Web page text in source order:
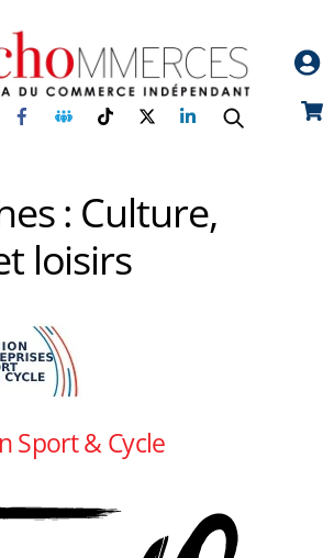
InstagramFacebookGroupe
Facebook
TikTokTwitterLinkedin
: Culture,
loisirs
Sport & Cycle